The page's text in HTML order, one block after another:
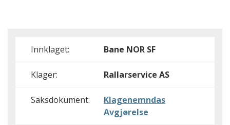
Innklaget: Bane NOR SF
Klager: Rallarservice AS
Saksdokument:
Klagenemndas
Avgjørelse